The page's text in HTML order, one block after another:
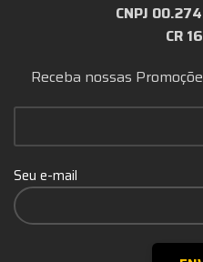
CNPJ
CR
Receba nossas
Seu e-mail